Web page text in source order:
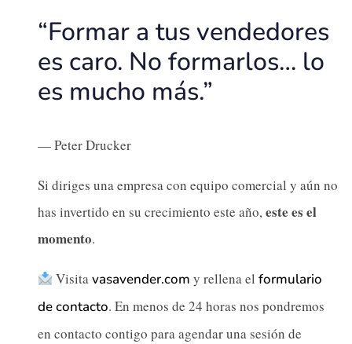
“Formar a tus vendedores
es caro. No formarlos… lo
es mucho más.”
— Peter Drucker
Si diriges una empresa con equipo comercial y aún no
has invertido en su crecimiento este año,este es el
momento.
Visitavasavender.com y rellena elformulario
de contacto. En menos de 24 horas nos pondremos
en contacto contigo para agendar una sesión de